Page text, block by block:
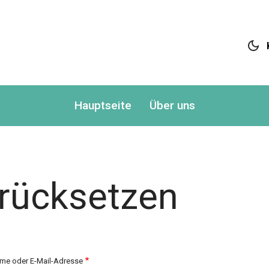
Hauptseite Über uns
oder E-Mail-Adresse